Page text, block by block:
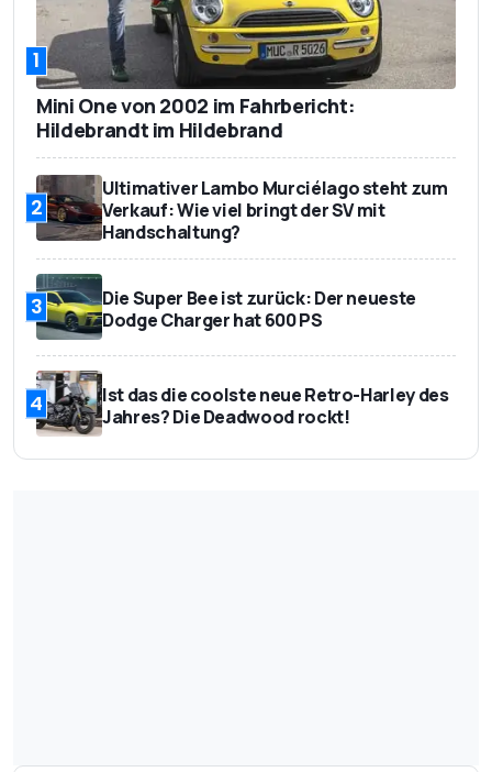
1
Mini One von 2002 im Fahrbericht:
Hildebrandt im Hildebrand
2
Ultimativer Lambo Murciélago steht zum
Verkauf: Wie viel bringt der SV mit
Handschaltung?
3
Die Super Bee ist zurück: Der neueste
Dodge Charger hat 600 PS
4
Ist das die coolste neue Retro-Harley des
Jahres? Die Deadwood rockt!